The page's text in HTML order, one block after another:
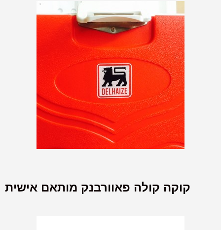
קוקה קולה פאוורבנק מותאם אישית